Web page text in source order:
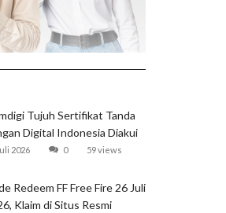
Tujuh Sertifikat Tanda
Digital Indonesia Diakui
2026 0 59 views
Redeem FF Free Fire 26 Juli
Klaim di Situs Resmi